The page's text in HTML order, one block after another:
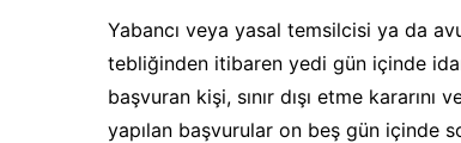
Yabancı veya yasal temsilcisi ya da
tebliğinden itibaren yedi gün içinde
başvuran kişi, sınır dışı etme
yapılan başvurular on beş gün içinde